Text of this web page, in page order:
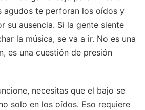
agudos te perforan los oídos y
su ausencia. Si la gente siente
la música, se va a ir. No es una
es una cuestión de presión
necesitas que el bajo se
solo en los oídos. Eso requiere